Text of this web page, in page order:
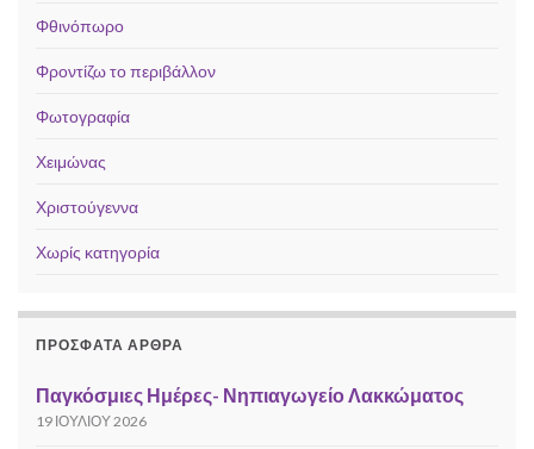
Φθινόπωρο
Φροντίζω το περιβάλλον
Φωτογραφία
Χειμώνας
Χριστούγεννα
Χωρίς κατηγορία
ΠΡΌΣΦΑΤΑ ΆΡΘΡΑ
Παγκόσμιες Ημέρες- Νηπιαγωγείο Λακκώματος
19 ΙΟΥΛΊΟΥ 2026